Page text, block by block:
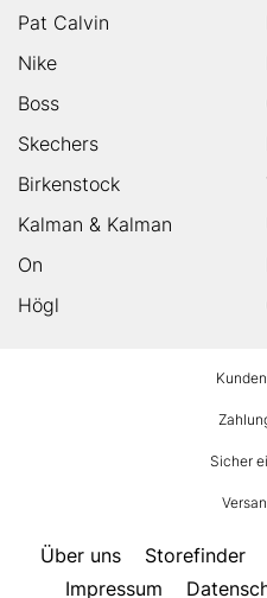
Pat Calvin
Nike
Boss
Skechers
Birkenstock
Kalman & Kalman
On
Högl
Sicher
Über uns Storefinder
Impressum